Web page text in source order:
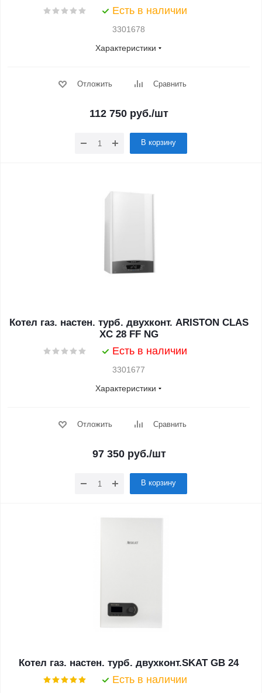
Есть в наличии
3301678
Характеристики
Отложить Сравнить
112 750 руб./шт
В корзину
Котел газ. настен. турб. двухконт. ARISTON CLAS
XC 28 FF NG
Есть в наличии
3301677
Характеристики
Отложить Сравнить
97 350руб./шт
В корзину
Котел газ. настен. турб. двухконт.SKAT GB 24
Есть в наличии